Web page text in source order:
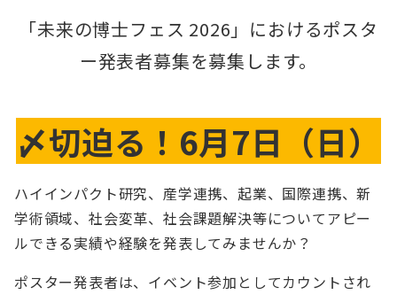
「未来の博士フェス 2026」におけるポスタ
ー発表者募集を募集します。
〆切迫る！6月7日（日）
ハイインパクト研究、産学連携、起業、国際連携、新
学術領域、社会変革、社会課題解決等についてアピー
ルできる実績や経験を発表してみませんか？
ポスター発表者は、イベント参加としてカウントされ